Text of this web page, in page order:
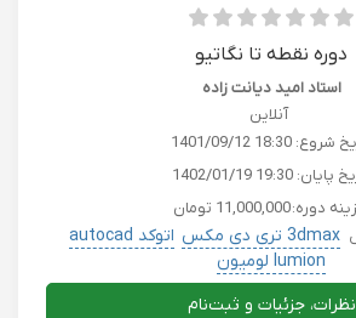
دوره نقطه تا نگاتیو
استاد امید دیانت زاده
آنلاین
شروع: 1401/09/12 18:30
پایان: 1402/01/19 19:30
دوره:11,000,000 تومان
3dmax تری دی مکس
اتوکد autocad
lumion لومیون
کسب و کار
نظرات، جزئیات و ثبت‌نام